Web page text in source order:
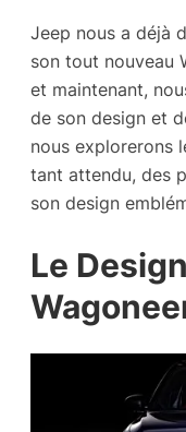
Jeep nous a déjà
son tout nouveau
et maintenant,
de son design et
nous explorerons
tant attendu, des
son design
Le